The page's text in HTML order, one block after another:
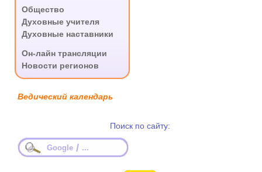
Общество
Духовные учителя
Духовные наставники
Он-лайн трансляции
Новости регионов
Ведический календарь
Поиск по сайту:
Google / ...